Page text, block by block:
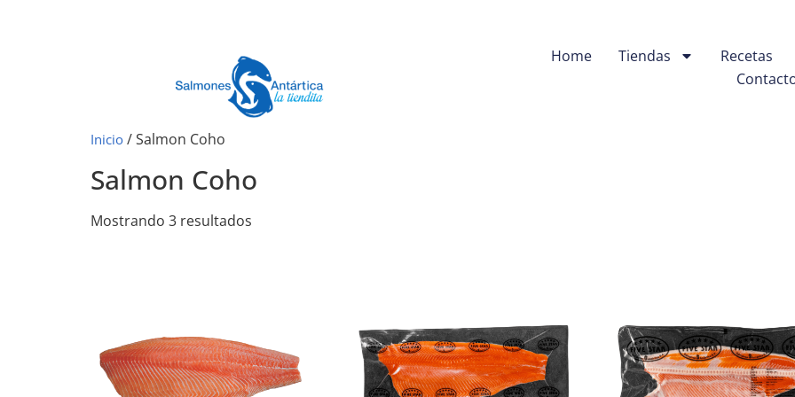
Home Tiendas
Recetas
Inicio / Salmon Coho
Salmon Coho
Mostrando 3 resultados